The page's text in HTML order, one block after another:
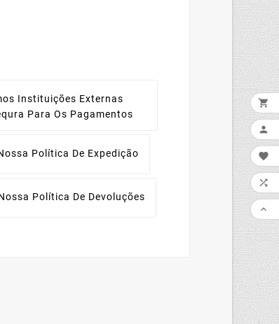
Instituições Externas
Para Os Pagamentos
Política De Expedição
Política De Devoluções




